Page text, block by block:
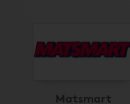
Matsmart